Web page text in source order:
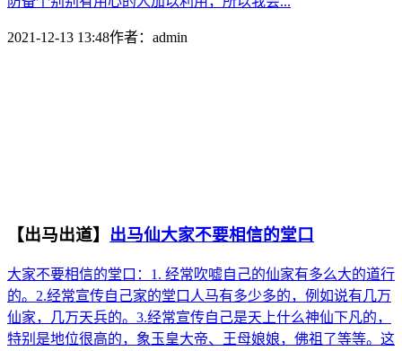
2021-12-13 13:48作者： admin
【出马出道】 出马仙大家不要相信的堂口
大家不要相信的堂口：1. 经常吹嘘自己的仙家有多么大的道行
的。2.经常宣传自己家的堂口人马有多少多的，例如说有几万
仙家，几万天兵的。3.经常宣传自己是天上什么神仙下凡的，
特别是地位很高的，象玉皇大帝、王母娘娘，佛祖了等等。这